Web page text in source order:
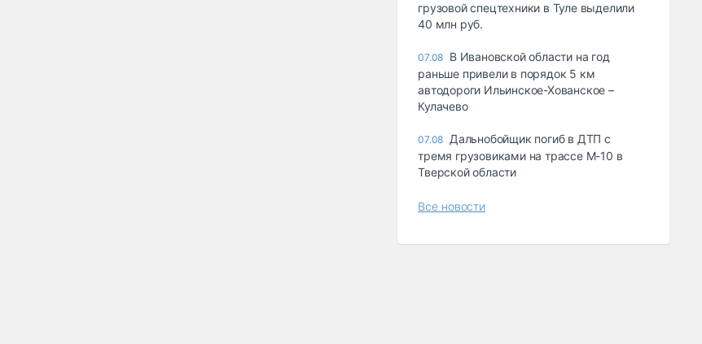
грузовой спецтехники в Туле выделили
40 млн руб.
07.08 В Ивановской области на год
раньше привели в порядок 5 км
автодороги Ильинское-Хованское –
Кулачево
07.08 Дальнобойщик погиб в ДТП с
тремя грузовиками на трассе М-10 в
Тверской области
Все новости